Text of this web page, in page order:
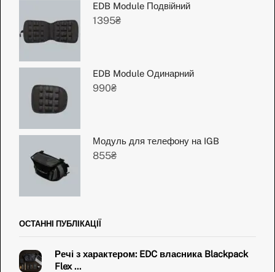
EDB Module Подвійний
1395₴
EDB Module Одинарний
990₴
Модуль для телефону на IGB​
855₴
ОСТАННІ ПУБЛІКАЦІЇ
Речі з характером: EDC власника Blackpack
Flex ...